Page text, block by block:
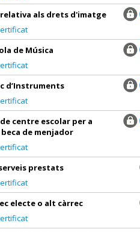
als drets d'imatge
de Música
d’Instruments
centre escolar per a
de menjador
prestats
electe o alt càrrec